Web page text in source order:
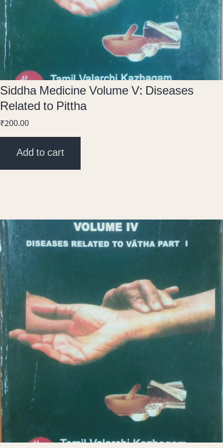
Siddha Medicine Volume V: Diseases
Related to Pittha
₹200.00
Add to cart